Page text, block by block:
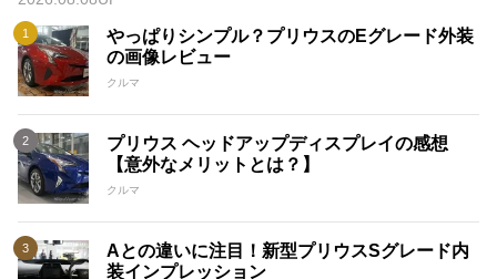
やっぱりシンプル？プリウスのEグレード外装
の画像レビュー
クルマ
プリウス ヘッドアップディスプレイの感想
【意外なメリットとは？】
クルマ
Aとの違いに注目！新型プリウスSグレード内
装インプレッション